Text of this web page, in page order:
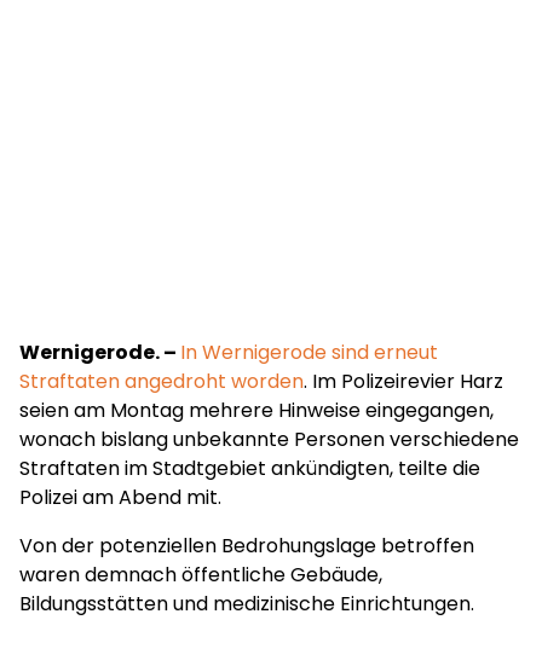
Wernigerode. – In Wernigerode sind erneut
Straftaten angedroht worden. Im Polizeirevier Harz
seien am Montag mehrere Hinweise eingegangen,
wonach bislang unbekannte Personen verschiedene
Straftaten im Stadtgebiet ankündigten, teilte die
Polizei am Abend mit.
Von der potenziellen Bedrohungslage betroffen
waren demnach öffentliche Gebäude,
Bildungsstätten und medizinische Einrichtungen.